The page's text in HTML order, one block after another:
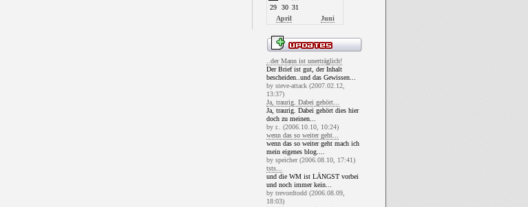
29
30 31
April
Juni
..der Mann ist unerträglich!
Der Brief ist gut, der Inhalt
bescheiden..und das Gewissen...
by steve-attack (2007.02.12,
13:37)
Ja, traurig. Dabei gehört...
Ja, traurig. Dabei gehört dies hier
doch zu meinen...
by r.. (2006.10.10, 10:24)
wenn das so weiter geht...
wenn das so weiter geht mach ich
mein eigenes blog....
by speicher (2006.08.10, 17:41)
tsts...
und die WM ist LÄNGST vorbei
und noch immer kein...
by trevordtodd (2006.08.09,
18:03)